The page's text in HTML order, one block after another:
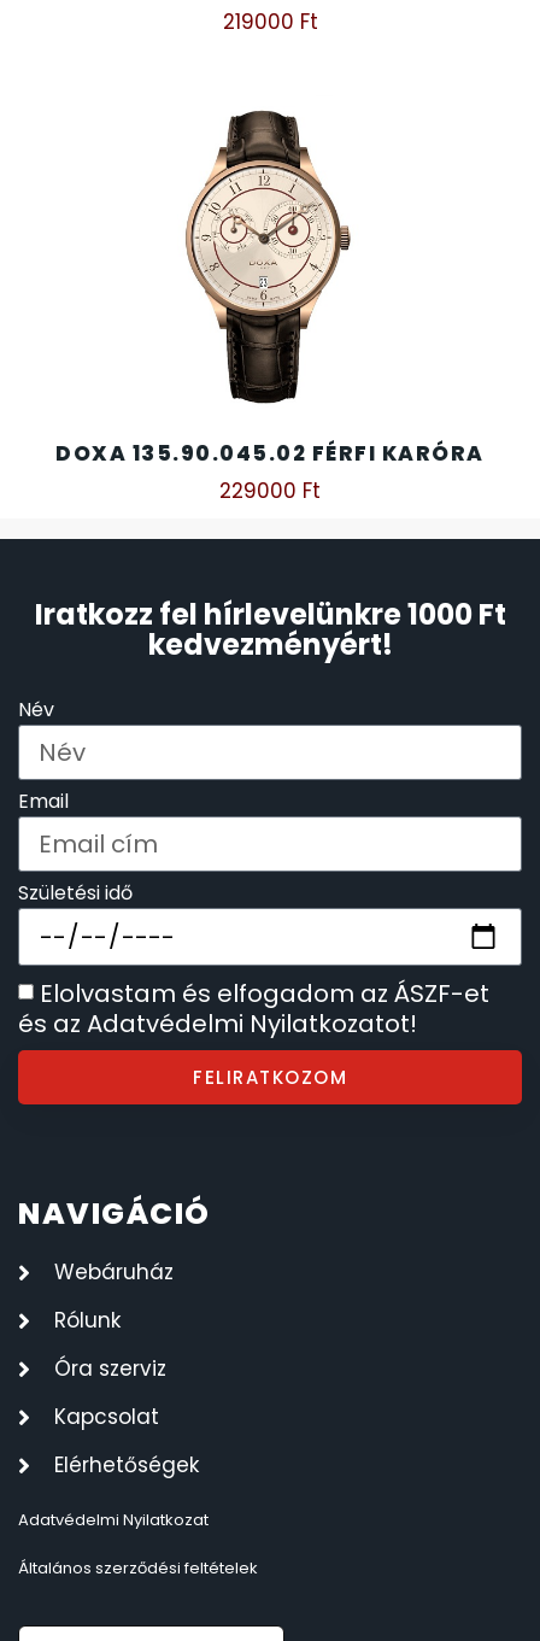
219000 Ft
DOXA 135.90.045.02 FÉRFI KARÓRA
229000 Ft
Iratkozz fel hírlevelünkre 1000 Ft
kedvezményért!
Név
Email
Születési idő
Elolvastam és elfogadom az ÁSZF-et
és az Adatvédelmi Nyilatkozatot!
FELIRATKOZOM
NAVIGÁCIÓ
Webáruház
Rólunk
Óra szerviz
Kapcsolat
Elérhetőségek
Adatvédelmi Nyilatkozat
Általános szerződési feltételek